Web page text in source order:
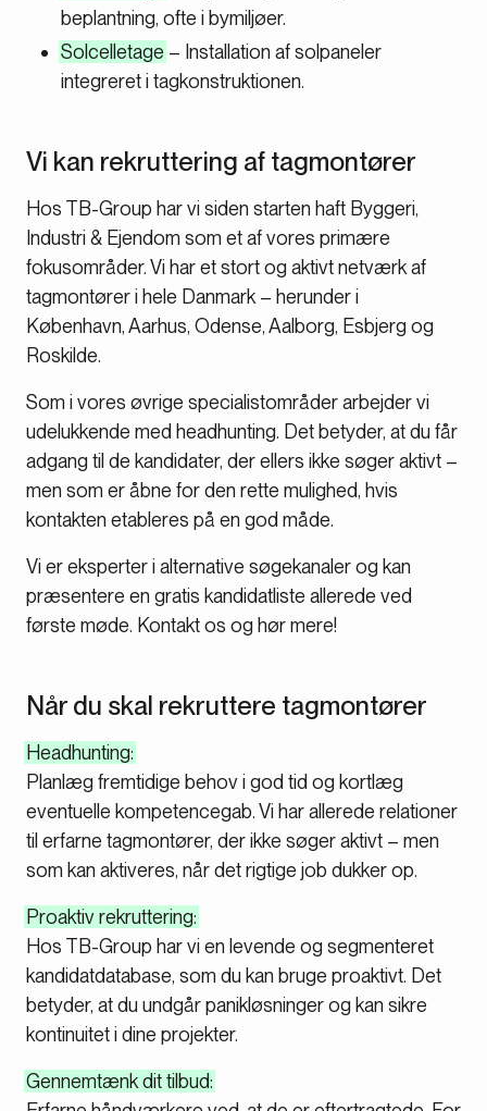
beplantning, ofte i bymiljøer.
Solcelletage – Installation af solpaneler
integreret i tagkonstruktionen.
Vi kan rekruttering af tagmontører
Hos TB-Group har vi siden starten haft Byggeri,
Industri & Ejendom som et af vores primære
fokusområder. Vi har et stort og aktivt netværk af
tagmontører i hele Danmark – herunder i
København, Aarhus, Odense, Aalborg, Esbjerg og
Roskilde.
Som i vores øvrige specialistområder arbejder vi
udelukkende med headhunting. Det betyder, at du får
adgang til de kandidater, der ellers ikke søger aktivt –
men som er åbne for den rette mulighed, hvis
kontakten etableres på en god måde.
Vi er eksperter i alternative søgekanaler og kan
præsentere en gratis kandidatliste allerede ved
første møde. Kontakt os og hør mere!
Når du skal rekruttere tagmontører
Headhunting:
Planlæg fremtidige behov i god tid og kortlæg
eventuelle kompetencegab. Vi har allerede relationer
til erfarne tagmontører, der ikke søger aktivt – men
som kan aktiveres, når det rigtige job dukker op.
Proaktiv rekruttering:
Hos TB-Group har vi en levende og segmenteret
kandidatdatabase, som du kan bruge proaktivt. Det
betyder, at du undgår panikløsninger og kan sikre
kontinuitet i dine projekter.
Gennemtænk dit tilbud: